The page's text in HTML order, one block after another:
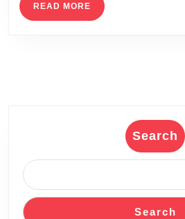
teki
READ MORE READ
MORE
Search
Search